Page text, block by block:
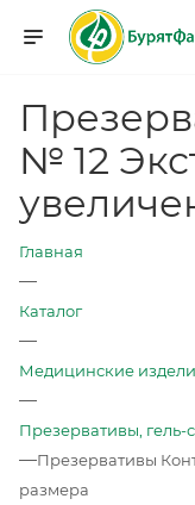
№ 12
Главная
—
Каталог
—
Медицинские
—
Презервативы, гель-
—Презервативы
размера